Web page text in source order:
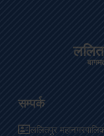
सम्पर्क
ललितपुर